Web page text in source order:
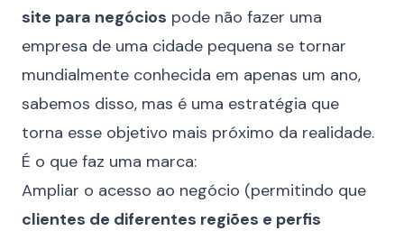
site para negócios pode não fazer uma
empresa de uma cidade pequena se tornar
mundialmente conhecida em apenas um ano,
sabemos disso, mas é uma estratégia que
torna esse objetivo mais próximo da realidade.
É o que faz uma marca:
Ampliar o acesso ao negócio (permitindo que
clientes de diferentes regiões e perfis